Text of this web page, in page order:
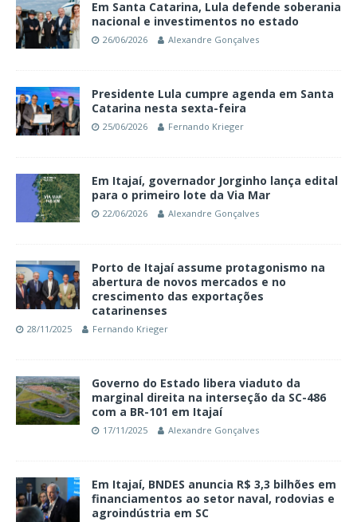
Em Santa Catarina, Lula defende soberania
nacional e investimentos no estado
26/06/2026 Alexandre Gonçalves
Presidente Lula cumpre agenda em Santa
Catarina nesta sexta-feira
25/06/2026 Fernando Krieger
Em Itajaí, governador Jorginho lança edital
para o primeiro lote da Via Mar
22/06/2026 Alexandre Gonçalves
Porto de Itajaí assume protagonismo na
abertura de novos mercados e no
crescimento das exportações
catarinenses
28/11/2025 Fernando Krieger
Governo do Estado libera viaduto da
marginal direita na interseção da SC-486
com a BR-101 em Itajaí
17/11/2025 Alexandre Gonçalves
Em Itajaí, BNDES anuncia R$ 3,3 bilhões em
financiamentos ao setor naval, rodovias e
agroindústria em SC